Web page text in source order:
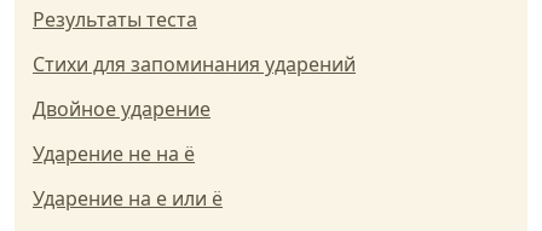
Результаты теста
Стихи для запоминания ударений
Двойное ударение
Ударение не на ё
Ударение на е или ё